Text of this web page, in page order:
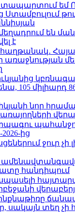
եմ
Ստամբուլում
են
է
105 միլիարդ
նոր
ից
ջուր չի
հանդիպում
ինքնաթիռը
սակայն տեղ չի